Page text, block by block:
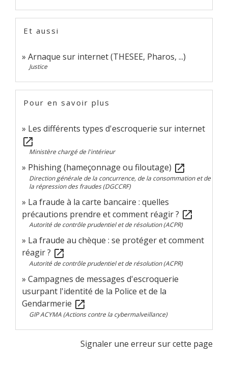
Et aussi
Arnaque sur internet (THESEE, Pharos, ...)
Justice
Pour en savoir plus
Les différents types d'escroquerie sur internet
open_in_new
Ministère chargé de l'intérieur
Phishing (hameçonnage ou filoutage) open_in_new
Direction générale de la concurrence, de la consommation et de
la répression des fraudes (DGCCRF)
La fraude à la carte bancaire : quelles
précautions prendre et comment réagir ? open_in_new
Autorité de contrôle prudentiel et de résolution (ACPR)
La fraude au chèque : se protéger et comment
réagir ? open_in_new
Autorité de contrôle prudentiel et de résolution (ACPR)
Campagnes de messages d'escroquerie
usurpant l'identité de la Police et de la
Gendarmerie open_in_new
GIP ACYMA (Actions contre la cybermalveillance)
Signaler une erreur sur cette page